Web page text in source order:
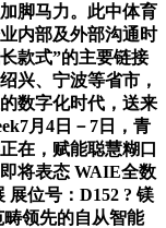
脚马力。此中体育
内部及外部沟通时
款式”的主要链接
兴、宁波等省市，
数字化时代，送来
月4日－7日，青
在，赋能聪慧糊口
将表态 WAIE全数
展位号：D152 ? 镁
领先的自从智能